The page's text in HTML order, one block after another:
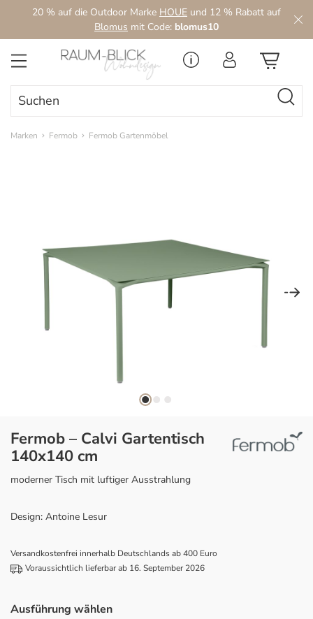
Zum Hauptinhalt springen
20 % auf die Outdoor Marke HOUE und 12 % Rabatt auf
Blomus mit Code: blomus10
Marken Fermob Fermob Gartenmöbel
Fermob – Calvi Gartentisch
140x140 cm
moderner Tisch mit luftiger Ausstrahlung
Design: Antoine Lesur
Versandkostenfrei innerhalb Deutschlands ab 400 Euro
Voraussichtlich lieferbar ab 16. September 2026
Ausführung wählen